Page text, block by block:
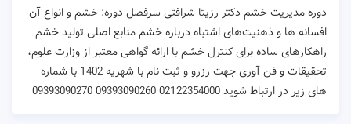
دوره مدیریت خشم دکتر رزیتا شرافتی سرفصل دوره: خشم و انواع آن
افسانه ها و ذهنیت‌های اشتباه درباره خشم منابع اصلی تولید خشم
راهکارهای ساده برای کنترل خشم با ارائه گواهی معتبر از وزارت علوم،
تحقیقات و فن آوری جهت رزرو و ثبت نام با شهریه 1402 با شماره
های زیر در ارتباط شوید 02122354000 09393090260 09393090270